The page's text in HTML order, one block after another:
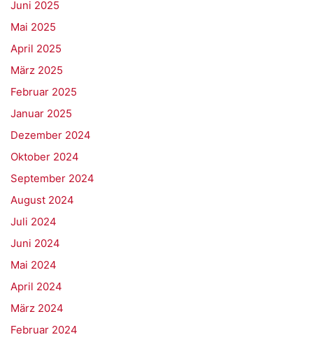
Juni 2025
Mai 2025
April 2025
März 2025
Februar 2025
Januar 2025
Dezember 2024
Oktober 2024
September 2024
August 2024
Juli 2024
Juni 2024
Mai 2024
April 2024
März 2024
Februar 2024